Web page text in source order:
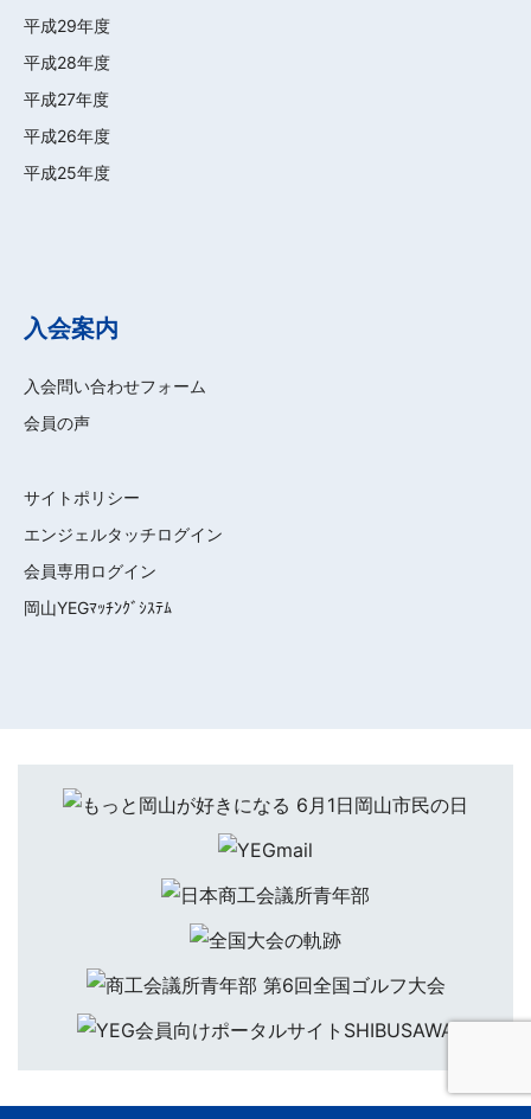
平成29年度
平成28年度
平成27年度
平成26年度
平成25年度
入会案内
入会問い合わせフォーム
会員の声
サイトポリシー
エンジェルタッチログイン
会員専用ログイン
岡山YEGﾏｯﾁﾝｸﾞｼｽﾃﾑ